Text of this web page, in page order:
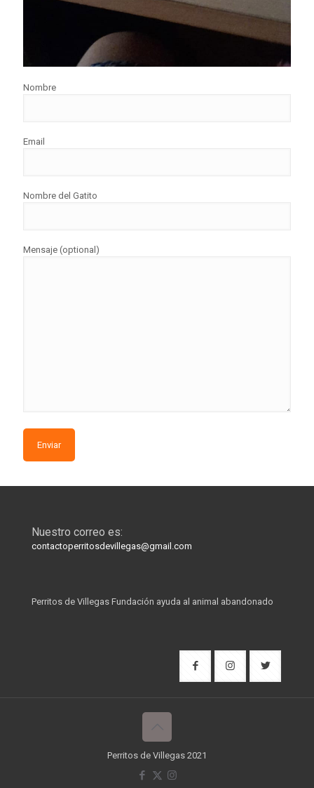
Nombre
Email
Nombre del Gatito
Mensaje (optional)
Nuestro correo es:
contactoperritosdevillegas@gmail.com
Perritos de Villegas Fundación ayuda al animal abandonado
Perritos de Villegas 2021